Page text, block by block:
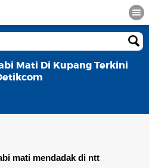
Mati Di Kupang Terkini
mati mendadak di ntt